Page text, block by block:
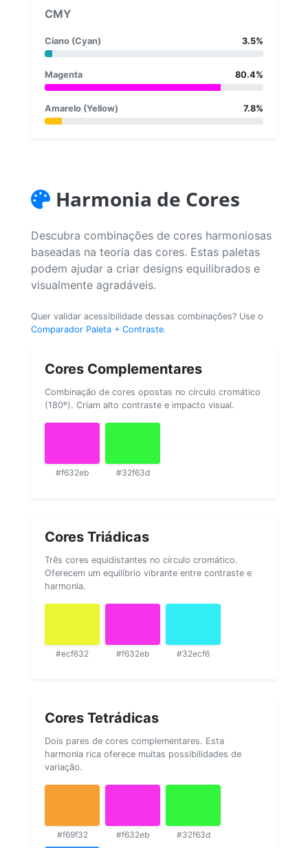
CMY
Ciano (Cyan) 3.5%
Magenta 80.4%
Amarelo (Yellow) 7.8%
Harmonia de Cores
Descubra combinações de cores harmoniosas
baseadas na teoria das cores. Estas paletas
podem ajudar a criar designs equilibrados e
visualmente agradáveis.
Quer validar acessibilidade dessas combinações? Use o
Comparador Paleta + Contraste.
Cores Complementares
Combinação de cores opostas no círculo cromático
(180º). Criam alto contraste e impacto visual.
#f632eb #32f63d
Cores Triádicas
Três cores equidistantes no círculo cromático.
Oferecem um equilíbrio vibrante entre contraste e
harmonia.
#ecf632 #f632eb #32ecf6
Cores Tetrádicas
Dois pares de cores complementares. Esta
harmonia rica oferece muitas possibilidades de
variação.
#f69f32 #f632eb #32f63d